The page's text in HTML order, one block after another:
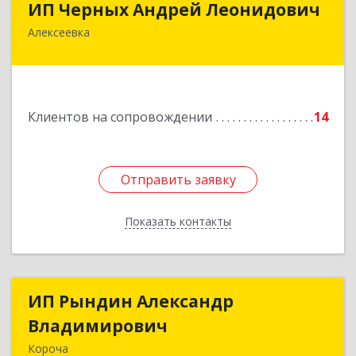
ИП Черных Андрей Леонидович
Алексеевка
Клиентов на сопровождении 14
Отправить заявку
Показать контакты
309850, Белгородская обл, Алексеевский р-н,
Отправить заявку
Назад
ИП Рындин Александр
Владимирович
Короча
ИП Рындин Александр